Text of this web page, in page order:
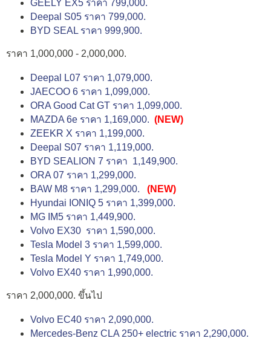
GEELY EX5 ราคา 799,000.
Deepal S05 ราคา 799,000.
BYD SEAL ราคา 999,900.
ราคา 1,000,000 - 2,000,000.
Deepal L07 ราคา 1,079,000.
JAECOO 6 ราคา 1,099,000.
ORA Good Cat GT ราคา 1,099,000.
MAZDA 6e ราคา 1,169,000. (NEW)
ZEEKR X ราคา 1,199,000.
Deepal S07 ราคา 1,119,000.
BYD SEALION 7 ราคา 1,149,900.
ORA 07 ราคา 1,299,000.
BAW M8 ราคา 1,299,000.
(NEW)
Hyundai IONIQ 5 ราคา 1,399,000.
MG IM5 ราคา 1,449,900.
Volvo EX30 ราคา 1,590,000.
Tesla Model 3 ราคา 1,599,000.
Tesla Model Y ราคา 1,749,000.
Volvo EX40 ราคา 1,990,000.
ราคา 2,000,000. ขึ้นไป
Volvo EC40 ราคา 2,090,000.
Mercedes-Benz CLA 250+ electric ราคา 2,290,000.